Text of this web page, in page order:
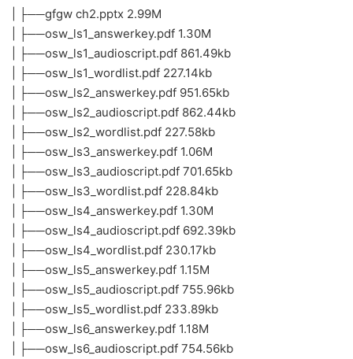
| ├──gfgw ch2.pptx 2.99M
| ├──osw_ls1_answerkey.pdf 1.30M
| ├──osw_ls1_audioscript.pdf 861.49kb
| ├──osw_ls1_wordlist.pdf 227.14kb
| ├──osw_ls2_answerkey.pdf 951.65kb
| ├──osw_ls2_audioscript.pdf 862.44kb
| ├──osw_ls2_wordlist.pdf 227.58kb
| ├──osw_ls3_answerkey.pdf 1.06M
| ├──osw_ls3_audioscript.pdf 701.65kb
| ├──osw_ls3_wordlist.pdf 228.84kb
| ├──osw_ls4_answerkey.pdf 1.30M
| ├──osw_ls4_audioscript.pdf 692.39kb
| ├──osw_ls4_wordlist.pdf 230.17kb
| ├──osw_ls5_answerkey.pdf 1.15M
| ├──osw_ls5_audioscript.pdf 755.96kb
| ├──osw_ls5_wordlist.pdf 233.89kb
| ├──osw_ls6_answerkey.pdf 1.18M
| ├──osw_ls6_audioscript.pdf 754.56kb